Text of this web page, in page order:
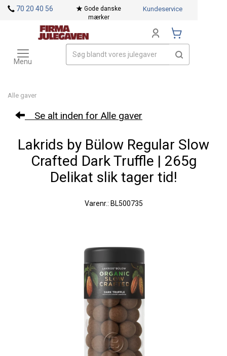
Alle gaver
Se alt inden for Alle gaver
Lakrids by Bülow Regular Slow
Crafted Dark Truffle | 265g
Delikat slik tager tid!
Varenr.: BL500735
70 20 40 56
Gode danske
mærker
Kundeservice
Toggle
navigation
Menu
Mærker